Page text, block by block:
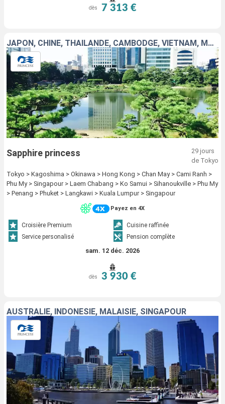
dès 7 313 €
JAPON, CHINE, THAÏLANDE, CAMBODGE, VIETNAM, MALAISIE, SINGAPOUR
Sapphire princess
29 jours
de Tokyo
Tokyo > Kagoshima > Okinawa > Hong Kong > Chan May > Cami Ranh >
Phu My > Singapour > Laem Chabang > Ko Samui > Sihanoukville > Phu My
> Penang > Phuket > Langkawi > Kuala Lumpur > Singapour
Payez en 4X
Croisière Premium
Cuisine raffinée
Service personalisé
Pension complète
sam. 12 déc. 2026
dès 3 930 €
AUSTRALIE, INDONÉSIE, MALAISIE, SINGAPOUR